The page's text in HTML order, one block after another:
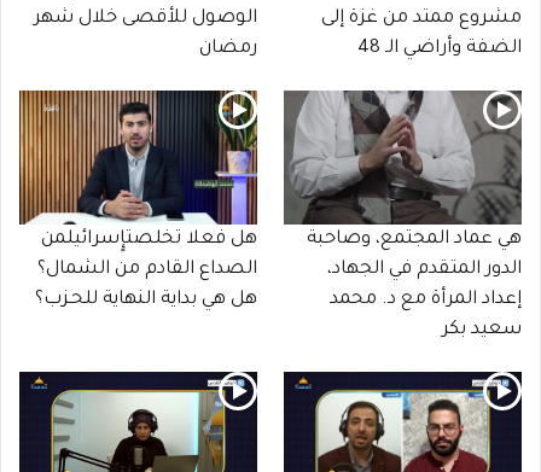
مشروع ممتد من غزة إلى
الضفة وأراضي الـ 48
الوصول للأقصى خلال شهر
رمضان
هي عماد المجتمع، وصاحبة
الدور المتقدم في الجهاد،
إعداد المرأة مع د. محمد
سعيد بكر
هل فعلا تخلصتإٍسرائيلمن
الصداع القادم من الشمال؟
هل هي بداية النهاية للحـزب؟